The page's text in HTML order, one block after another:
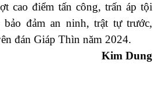
cao điểm tấn công, trấn áp tội
đảm an ninh, trật tự trước,
đán Giáp Thìn năm 2024.
Kim Dung